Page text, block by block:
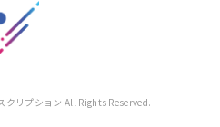
リプション All Rights Reserved.